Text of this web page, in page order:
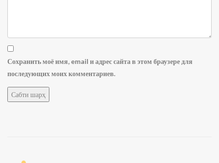
Сохранить моё имя, email и адрес сайта в этом браузере для
последующих моих комментариев.